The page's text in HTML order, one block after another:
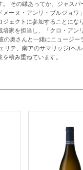
その縁あってか、ジャス
ーヌ・アンリ・ブルジョ
ェクトに参加することに
家を担当し、「クロ・アン
奥さんと一緒にニュージ
テ、南アのサマリッジ(ヘ
積み重ねています。